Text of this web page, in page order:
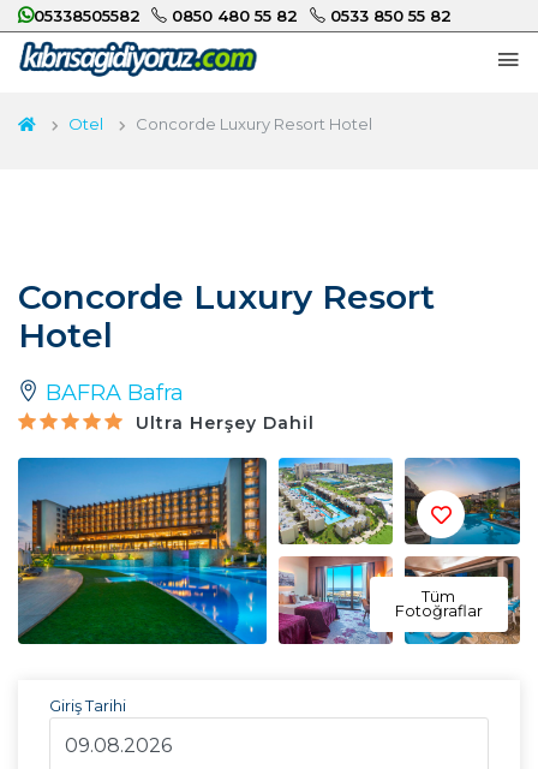
05338505582 0850 480 55 82 0533 850 55 82
Otel Concorde Luxury Resort Hotel
Concorde Luxury Resort
Hotel
BAFRA Bafra
Ultra Herşey Dahil
Tüm
Fotoğraflar
Giriş Tarihi